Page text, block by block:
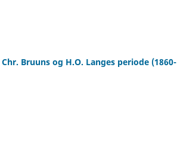
Bruuns og H.O. Langes periode (1860-